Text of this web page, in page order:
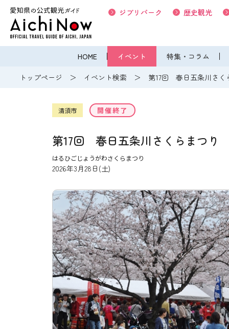
HOME イベント 特集・コラム
ジブリパーク 歴史観光
トップページ イベント検索 第17回 春日五条川さく
清須市 開催終了
第17回 春日五条川さくらまつり
はるひごじょうがわさくらまつり
2026年3月28日(土)